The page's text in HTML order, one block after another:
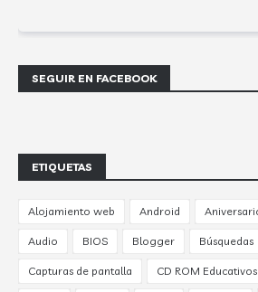
SEGUIR EN FACEBOOK
ETIQUETAS
Alojamiento web Android
Audio BIOS Blogger Búsquedas
Capturas de pantalla CD ROM Educativos